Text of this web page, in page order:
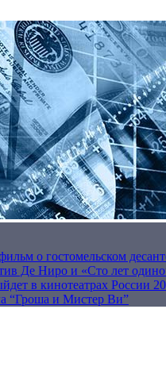
о гостомельском
Де Ниро и «Сто лет
в кинотеатрах России 20
“Гроша и Мистер Ви”